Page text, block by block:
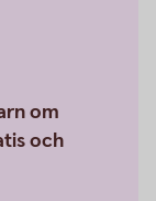
om
och